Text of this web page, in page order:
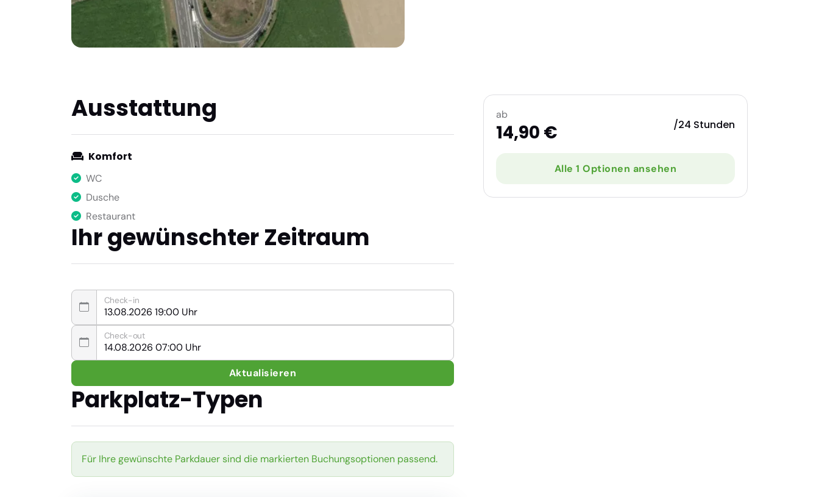
Ausstattung
Komfort
WC
Dusche
Restaurant
Ihr gewünschter Zeitraum
Check-in
Check-out
Aktualisieren
Parkplatz-Typen
Für Ihre gewünschte Parkdauer sind die markierten Buchungsoptionen passend.
ab
14,90 € /24 Stunden
Alle 1 Optionen ansehen